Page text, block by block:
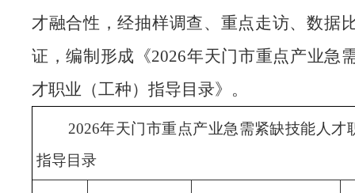
才融合性，经抽样调查、重点走访、数据
证，编制形成《2026年天门市重点产业急
才职业（工种）指导目录》。
2026年天门市重点产业急需紧缺技能人才
指导目录